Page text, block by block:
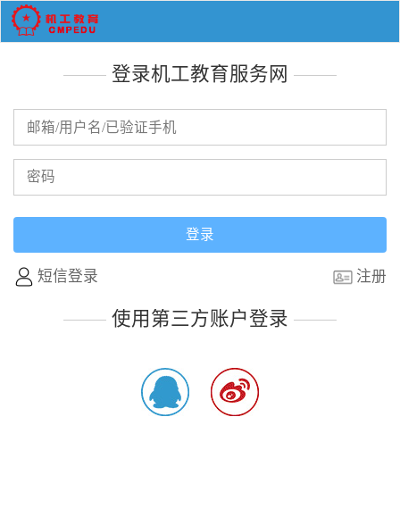
登录机工教育服务网
短信登录 注册
使用第三方账户登录